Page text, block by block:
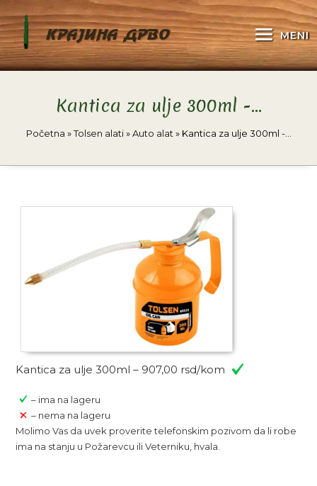
KRAJINA DRVO MENI
Kantica za ulje 300ml -…
Početna »Tolsen alati»Auto alat » Kantica za ulje 300ml -…
Kantica za ulje 300ml – 907,00 rsd/kom
– ima na lageru
– nema na lageru
Molimo Vas da uvek proverite telefonskim pozivom da li robe
ima na stanju u Požarevcu ili Veterniku, hvala.